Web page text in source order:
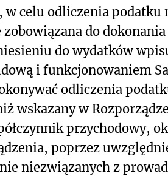
celu odliczenia podatku
do
do wydatków
i funkcjonowaniem
odliczenia
wskazany w
przychodowy,
poprzez
niezwiązanych z